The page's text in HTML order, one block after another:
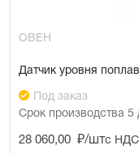
ОВЕН
Датчик уровня
Под заказ
Срок производства 5
28 060,00 ₽/штс НДС